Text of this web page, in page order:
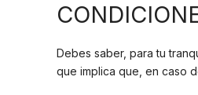
Debes saber, para tu
que implica que, en caso